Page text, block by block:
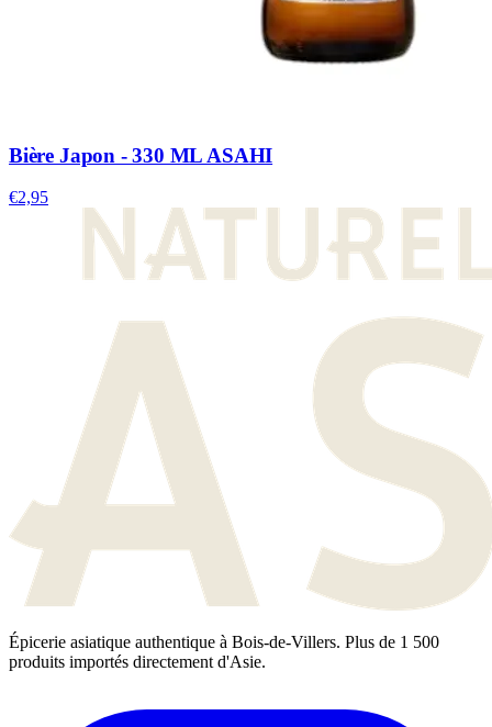
Bière Japon - 330 ML ASAHI
€2,95
Épicerie asiatique authentique à Bois-de-Villers. Plus de 1 500
produits importés directement d'Asie.